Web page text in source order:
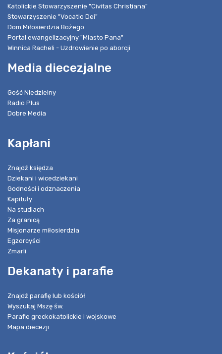
Katolickie Stowarzyszenie "Civitas Christiana"
Stowarzyszenie "Vocatio Dei"
Dom Miłosierdzia Bożego
Portal ewangelizacyjny "Miasto Pana"
Winnica Racheli - Uzdrowienie po aborcji
Media diecezjalne
Gość Niedzielny
Radio Plus
Dobre Media
Kapłani
Znajdź księdza
Dziekani i wicedziekani
Godności i odznaczenia
Kapituły
Na studiach
Za granicą
Misjonarze miłosierdzia
Egzorcyści
Zmarli
Dekanaty i parafie
Znajdź parafię lub kościół
Wyszukaj Mszę św.
Parafie greckokatolickie i wojskowe
Mapa diecezji